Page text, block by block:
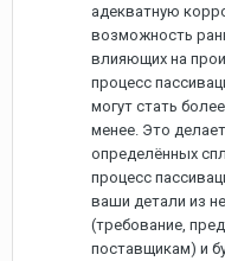
адекватную
возможность
влияющих на
процесс
могут стать
менее. Это
определённых
процесс
ваши детали из
(требование,
поставщикам) и